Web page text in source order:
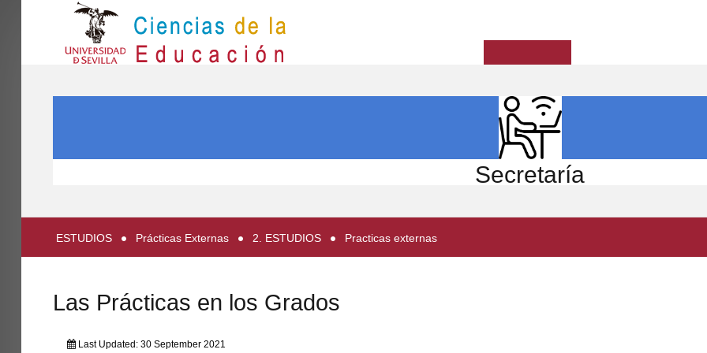
PARTICIPA
Secretaría
ESTUDIOS Prácticas Externas 2. ESTUDIOS Practicas externas
Las Prácticas en los Grados
Last Updated: 30 September 2021